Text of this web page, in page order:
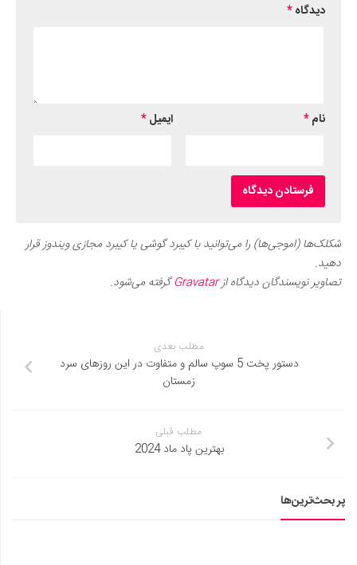
دیدگاه*
نام* ایمیل*
شکلک‌ها (اموجی‌ها) را می‌توانید با کیبرد گوشی یا کیبرد مجازی ویندوز قرار
دهید.
تصاویر نویسندگان دیدگاه ازGravatarگرفته می‌شود.
مطلب بعدی
دستور پخت 5 سوپ سالم و متفاوت در این روزهای سرد
زمستان
مطلب قبلی
بهترین پاد ماد 2024
پر بحث‌ترین‌ها